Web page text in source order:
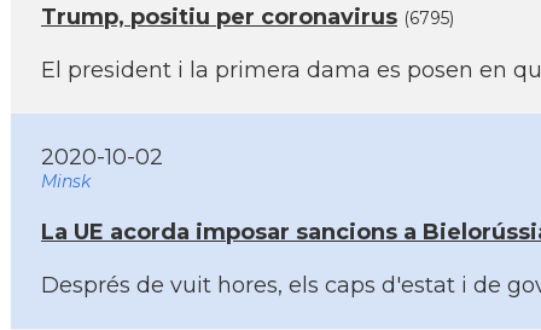
Trump, positiu per coronavirus (6795)
El president i la primera dama es posen en
2020-10-02
Minsk
La UE acorda imposar sancions a
Després de vuit hores, els caps d'estat i de